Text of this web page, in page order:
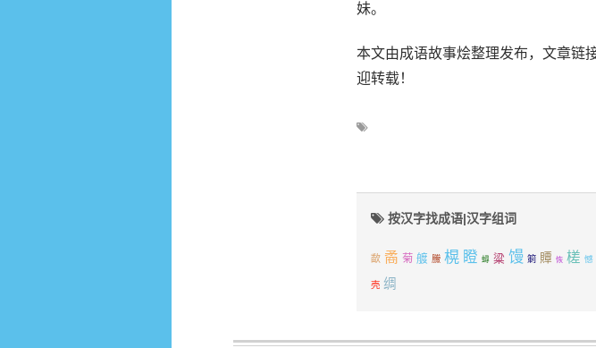
妹。
本文由成语故事烩整理发布，文章链
迎转载！
按汉字找成语|汉字组词
歃 矞 菊 艔 鰧 榥 瞪 蟳 粱 馒 箣 贉 恢 槎 憾
壳 绸